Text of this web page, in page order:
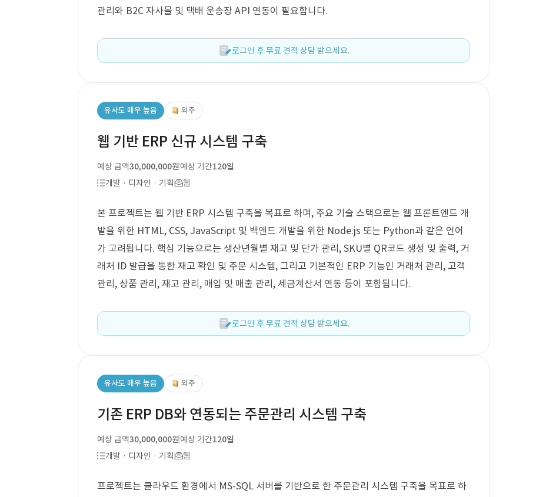
관리와 B2C 자사몰 및 택배 운송장 API 연동이 필요합니다.
로그인 후 무료 견적 상담 받으세요.
유사도 매우 높음 외주
웹 기반 ERP 신규 시스템 구축
예상 금액30,000,000원예상 기간120일
개발 · 디자인 · 기획
웹
본 프로젝트는 웹 기반 ERP 시스템 구축을 목표로 하며, 주요 기술 스택으로는 웹 프론트엔드 개
발을 위한 HTML, CSS, JavaScript 및 백엔드 개발을 위한 Node.js 또는 Python과 같은 언어
가 고려됩니다. 핵심 기능으로는 생산년월별 재고 및 단가 관리, SKU별 QR코드 생성 및 출력, 거
래처 ID 발급을 통한 재고 확인 및 주문 시스템, 그리고 기본적인 ERP 기능인 거래처 관리, 고객
관리, 상품 관리, 재고 관리, 매입 및 매출 관리, 세금계산서 연동 등이 포함됩니다.
로그인 후 무료 견적 상담 받으세요.
유사도 매우 높음 외주
기존 ERP DB와 연동되는 주문관리 시스템 구축
예상 금액30,000,000원예상 기간120일
개발 · 디자인 · 기획
웹
프로젝트는 클라우드 환경에서 MS-SQL 서버를 기반으로 한 주문관리 시스템 구축을 목표로 하